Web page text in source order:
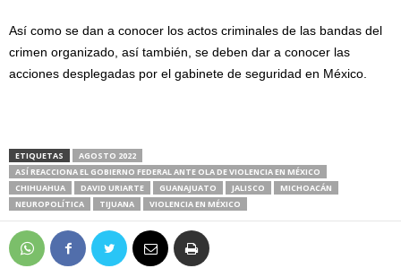
Así como se dan a conocer los actos criminales de las bandas del
crimen organizado, así también, se deben dar a conocer las
acciones desplegadas por el gabinete de seguridad en México.
ETIQUETAS
AGOSTO 2022
ASÍ REACCIONA EL GOBIERNO FEDERAL ANTE OLA DE VIOLENCIA EN MÉXICO
CHIHUAHUA
DAVID URIARTE GUANAJUATO JALISCO
MICHOACÁN
NEUROPOLÍTICA
TIJUANA VIOLENCIA EN MÉXICO